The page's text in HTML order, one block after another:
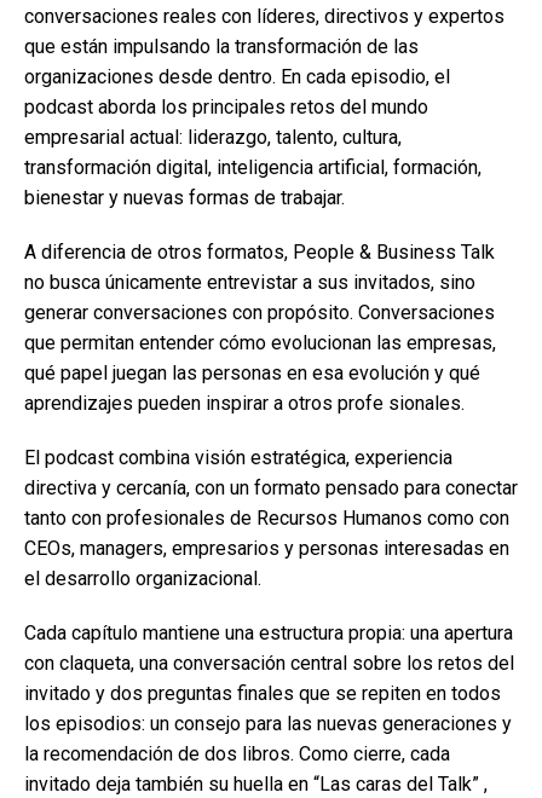
conversaciones reales con líderes, directivos y expertos
que están impulsando la transformación de las
organizaciones desde dentro. En cada episodio, el
podcast aborda los principales retos del mundo
empresarial actual: liderazgo, talento, cultura,
transformación digital, inteligencia artificial, formación,
bienestar y nuevas formas de trabajar.
A diferencia de otros formatos, People & Business Talk
no busca únicamente entrevistar a sus invitados, sino
generar conversaciones con propósito. Conversaciones
que permitan entender cómo evolucionan las empresas,
qué papel juegan las personas en esa evolución y qué
aprendizajes pueden inspirar a otros profe sionales.
El podcast combina visión estratégica, experiencia
directiva y cercanía, con un formato pensado para conectar
tanto con profesionales de Recursos Humanos como con
CEOs, managers, empresarios y personas interesadas en
el desarrollo organizacional.
Cada capítulo mantiene una estructura propia: una apertura
con claqueta, una conversación central sobre los retos del
invitado y dos preguntas finales que se repiten en todos
los episodios: un consejo para las nuevas generaciones y
la recomendación de dos libros. Como cierre, cada
invitado deja también su huella en “Las caras del Talk” ,